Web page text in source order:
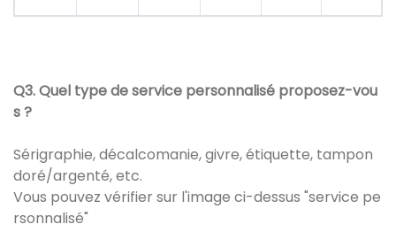
Q3. Quel type de service personnalisé proposez-vou
s ?
Sérigraphie, décalcomanie, givre, étiquette, tampon
doré/argenté, etc.
Vous pouvez vérifier sur l'image ci-dessus "service pe
rsonnalisé"